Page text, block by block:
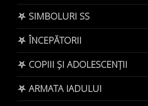
⛧ SIMBOLURI SS
⛧ ÎNCEPĂTORII
⛧ COPIII ȘI ADOLESCENȚII
⛧ ARMATA IADULUI